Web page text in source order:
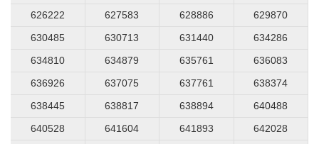
626222
627583 628886
629870
630485
630713 631440
634286
634810
634879 635761
636083
636926
637075 637761
638374
638445
638817 638894
640488
640528
641604 641893
642028